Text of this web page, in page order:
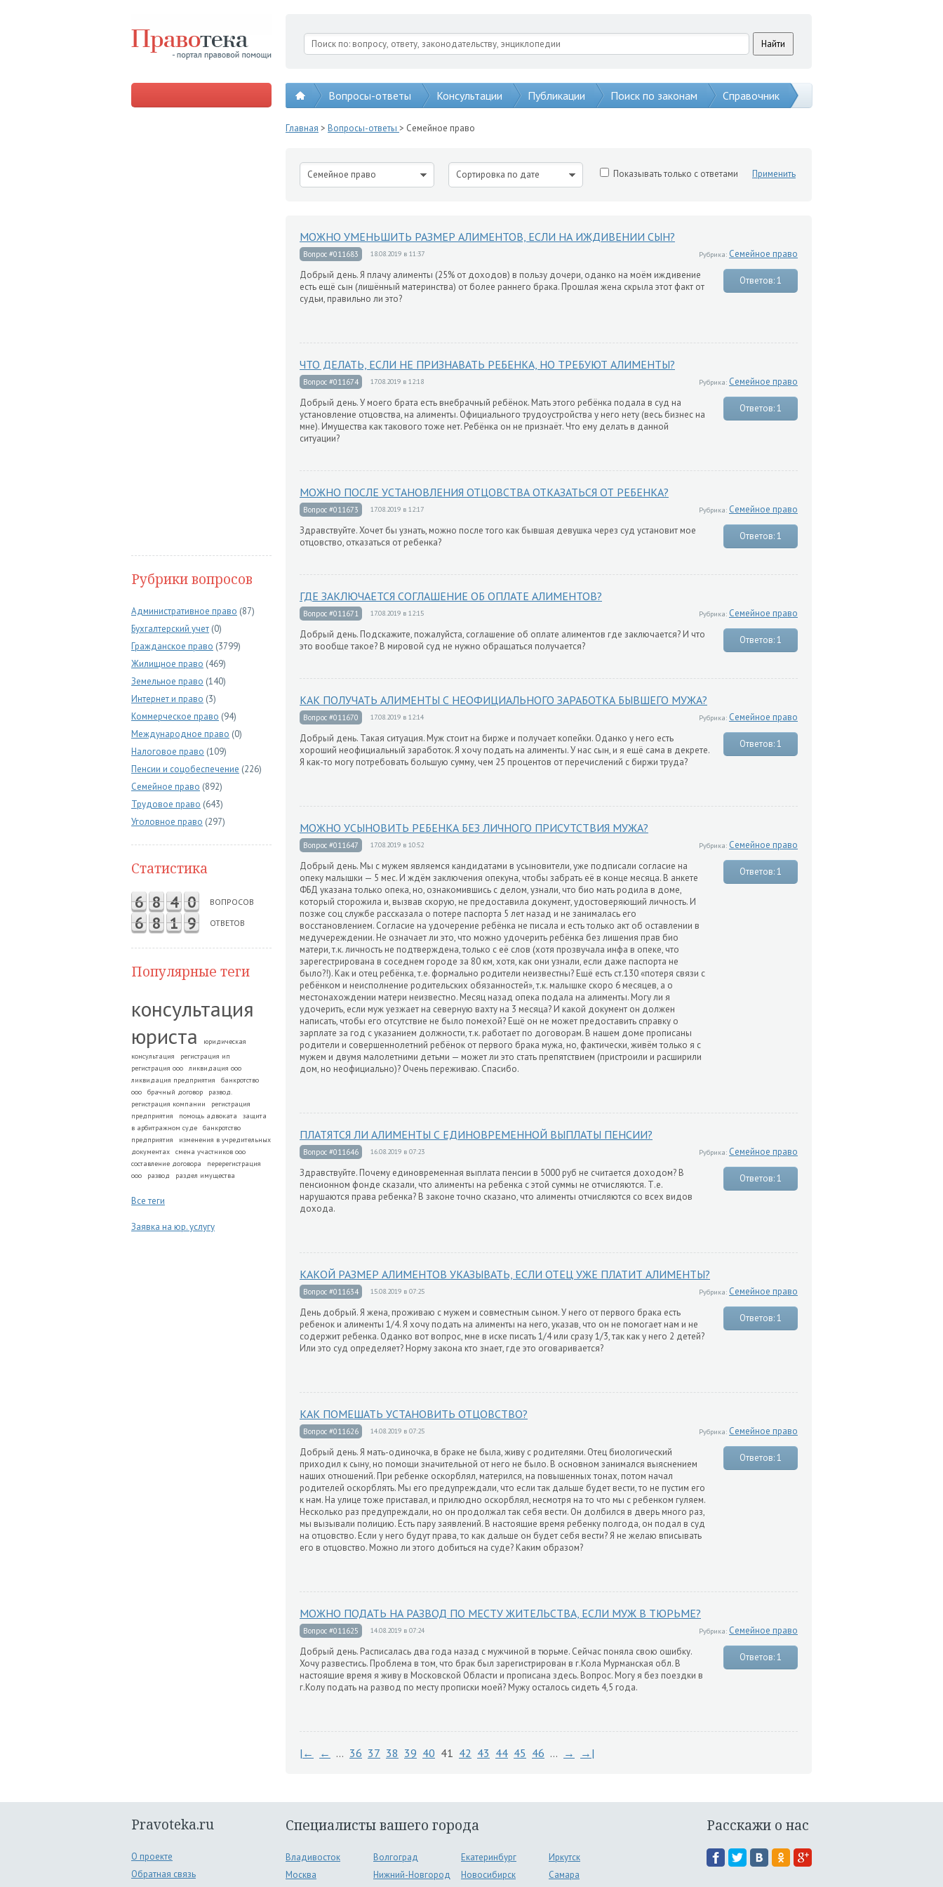
Вопросы-ответы Консультации Публикации Поиск по законам Справочник
Рубрики вопросов
Административное право (87)
Бухгалтерский учет (0)
Гражданское право (3799)
Жилищное право (469)
Земельное право (140)
Интернет и право (3)
Коммерческое право (94)
Международное право (0)
Налоговое право (109)
Пенсии и соцобеспечение (226)
Семейное право (892)
Трудовое право (643)
Уголовное право (297)
Статистика
6 8 4 0 ВОПРОСОВ
6 8 1 9 ОТВЕТОВ
Популярные теги
консультация
юриста
юридическая
консультация
регистрация ип
регистрация ооо
ликвидация ооо
ликвидация предприятия
банкротство
ооо
брачный договор
развод.
регистрация компании
регистрация
предприятия
помощь адвоката
защита
в арбитражном суде
банкротство
предприятия
изменения в учредительных
документах
смена участников ооо
составление договора
перерегистрация
ооо
развод раздел имущества
Все теги
Заявка на юр. услугу
Главная > Вопросы-ответы > Семейное право
Семейное право Сортировка по дате Показывать только с ответами Применить
МОЖНО УМЕНЬШИТЬ РАЗМЕР АЛИМЕНТОВ, ЕСЛИ НА ИЖДИВЕНИИ СЫН?
Вопрос #011683 18.08.2019 в 11:37 Рубрика: Семейное право
Добрый день. Я плачу алименты (25% от доходов) в пользу дочери, оданко на моём иждивение
есть ещё сын (лишённый материнства) от более раннего брака. Прошлая жена скрыла этот факт от
судьи, правильно ли это?
Ответов: 1
ЧТО ДЕЛАТЬ, ЕСЛИ НЕ ПРИЗНАВАТЬ РЕБЕНКА, НО ТРЕБУЮТ АЛИМЕНТЫ?
Вопрос #011674 17.08.2019 в 12:18 Рубрика: Семейное право
Добрый день. У моего брата есть внебрачный ребёнок. Мать этого ребёнка подала в суд на
установление отцовства, на алименты. Официального трудоустройства у него нету (весь бизнес на
мне). Имущества как такового тоже нет. Ребёнка он не признаёт. Что ему делать в данной
ситуации?
Ответов: 1
МОЖНО ПОСЛЕ УСТАНОВЛЕНИЯ ОТЦОВСТВА ОТКАЗАТЬСЯ ОТ РЕБЕНКА?
Вопрос #011673 17.08.2019 в 12:17 Рубрика: Семейное право
Здравствуйте. Хочет бы узнать, можно после того как бывшая девушка через суд установит мое
отцовство, отказаться от ребенка?
Ответов: 1
ГДЕ ЗАКЛЮЧАЕТСЯ СОГЛАШЕНИЕ ОБ ОПЛАТЕ АЛИМЕНТОВ?
Вопрос #011671 17.08.2019 в 12:15 Рубрика: Семейное право
Добрый день. Подскажите, пожалуйста, соглашение об оплате алиментов где заключается? И что
это вообще такое? В мировой суд не нужно обращаться получается?
Ответов: 1
КАК ПОЛУЧАТЬ АЛИМЕНТЫ С НЕОФИЦИАЛЬНОГО ЗАРАБОТКА БЫВШЕГО МУЖА?
Вопрос #011670 17.08.2019 в 12:14 Рубрика: Семейное право
Добрый день. Такая ситуация. Муж стоит на бирже и получает копейки. Оданко у него есть
хороший неофициальный заработок. Я хочу подать на алименты. У нас сын, и я ещё сама в декрете.
Я как-то могу потребовать большую сумму, чем 25 процентов от перечислений с биржи труда?
Ответов: 1
МОЖНО УСЫНОВИТЬ РЕБЕНКА БЕЗ ЛИЧНОГО ПРИСУТСТВИЯ МУЖА?
Вопрос #011647 17.08.2019 в 10:52 Рубрика: Семейное право
Добрый день. Мы с мужем являемся кандидатами в усыновители, уже подписали согласие на
опеку малышки — 5 мес. И ждём заключения опекуна, чтобы забрать её в конце месяца. В анкете
ФБД указана только опека, но, ознакомившись с делом, узнали, что био мать родила в доме,
который сторожила и, вызвав скорую, не предоставила документ, удостоверяющий личность. И
позже соц службе рассказала о потере паспорта 5 лет назад и не занималась его
восстановлением. Согласие на удочерение ребёнка не писала и есть только акт об оставлении в
медучереждении. Не означает ли это, что можно удочерить ребёнка без лишения прав био
матери, т.к. личность не подтверждена, только с её слов (хотя прозвучала инфа в опеке, что
зарегестрирована в соседнем городе за 80 км, хотя, как они узнали, если даже паспорта не
было?!). Как и отец ребёнка, т.е. формально родители неизвестны? Ещё есть ст.130 «потеря связи с
ребёнком и неисполнение родительских обязанностей», т.к. малышке скоро 6 месяцев, а о
местонахождении матери неизвестно. Месяц назад опека подала на алименты. Могу ли я
удочерить, если муж уезжает на северную вахту на 3 месяца? И какой документ он должен
написать, чтобы его отсутствие не было помехой? Ещё он не может предоставить справку о
зарплате за год с указанием должности, т.к. работает по договорам. В нашем доме прописаны
родители и совершеннолетний ребёнок от первого брака мужа, но, фактически, живём только я с
мужем и двумя малолетними детьми — может ли это стать препятствием (пристроили и расширили
дом, но неофициально)? Очень переживаю. Спасибо.
Ответов: 1
ПЛАТЯТСЯ ЛИ АЛИМЕНТЫ С ЕДИНОВРЕМЕННОЙ ВЫПЛАТЫ ПЕНСИИ?
Вопрос #011646 16.08.2019 в 07:23 Рубрика: Семейное право
Здравствуйте. Почему единовременная выплата пенсии в 5000 руб не считается доходом? В
пенсионном фонде сказали, что алименты на ребенка с этой суммы не отчисляются. Т.е.
нарушаются права ребенка? В законе точно сказано, что алименты отчисляются со всех видов
дохода.
Ответов: 1
КАКОЙ РАЗМЕР АЛИМЕНТОВ УКАЗЫВАТЬ, ЕСЛИ ОТЕЦ УЖЕ ПЛАТИТ АЛИМЕНТЫ?
Вопрос #011634 15.08.2019 в 07:25 Рубрика: Семейное право
День добрый. Я жена, проживаю с мужем и совместным сыном. У него от первого брака есть
ребенок и алименты 1/4. Я хочу подать на алименты на него, указав, что он не помогает нам и не
содержит ребенка. Оданко вот вопрос, мне в иске писать 1/4 или сразу 1/3, так как у него 2 детей?
Или это суд определяет? Норму закона кто знает, где это оговаривается?
Ответов: 1
КАК ПОМЕШАТЬ УСТАНОВИТЬ ОТЦОВСТВО?
Вопрос #011626 14.08.2019 в 07:25 Рубрика: Семейное право
Добрый день. Я мать-одиночка, в браке не была, живу с родителями. Отец биологический
приходил к сыну, но помощи значительной от него не было. В основном занимался выяснением
наших отношений. При ребенке оскорблял, матерился, на повышенных тонах, потом начал
родителей оскорблять. Мы его предупреждали, что если так дальше будет вести, то не пустим его
к нам. На улице тоже приставал, и прилюдно оскорблял, несмотря на то что мы с ребенком гуляем.
Несколько раз предупреждали, но он продолжал так себя вести. Он долбился в дверь много раз,
мы вызывали полицию. Есть пару заявлений. В настоящие время ребенку полгода, он подал в суд
на отцовство. Если у него будут права, то как дальше он будет себя вести? Я не желаю вписывать
его в отцовство. Можно ли этого добиться на суде? Каким образом?
Ответов: 1
МОЖНО ПОДАТЬ НА РАЗВОД ПО МЕСТУ ЖИТЕЛЬСТВА, ЕСЛИ МУЖ В ТЮРЬМЕ?
Вопрос #011625 14.08.2019 в 07:24 Рубрика: Семейное право
Добрый день. Расписалась два года назад с мужчиной в тюрьме. Сейчас поняла свою ошибку.
Хочу развестись. Проблема в том, что брак был зарегистрирован в г.Кола Мурманская обл. В
настоящие время я живу в Московской Области и прописана здесь. Вопрос. Могу я без поездки в
г.Колу подать на развод по месту прописки моей? Мужу осталось сидеть 4,5 года.
Ответов: 1
|← ← … 36 37 38 39 40 41 42 43 44 45 46 … → →|
Pravoteka.ru
О проекте
Обратная связь
Специалисты вашего города
Владивосток Волгоград Екатеринбург
Иркутск
Москва
Нижний-Новгород Новосибирск
Самара
Расскажи о нас